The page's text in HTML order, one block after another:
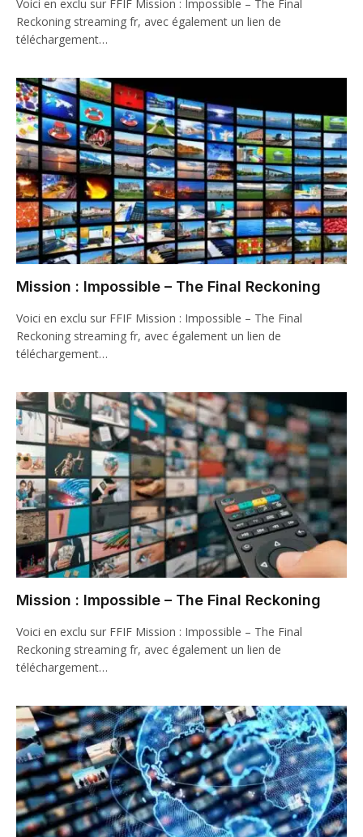
Voici en exclu sur FFIF Mission : Impossible – The Final
Reckoning streaming fr, avec également un lien de
téléchargement…
Mission : Impossible – The Final Reckoning
Voici en exclu sur FFIF Mission : Impossible – The Final
Reckoning streaming fr, avec également un lien de
téléchargement…
Mission : Impossible – The Final Reckoning
Voici en exclu sur FFIF Mission : Impossible – The Final
Reckoning streaming fr, avec également un lien de
téléchargement…